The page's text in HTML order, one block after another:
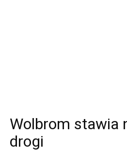
Wolbrom stawia
drogi